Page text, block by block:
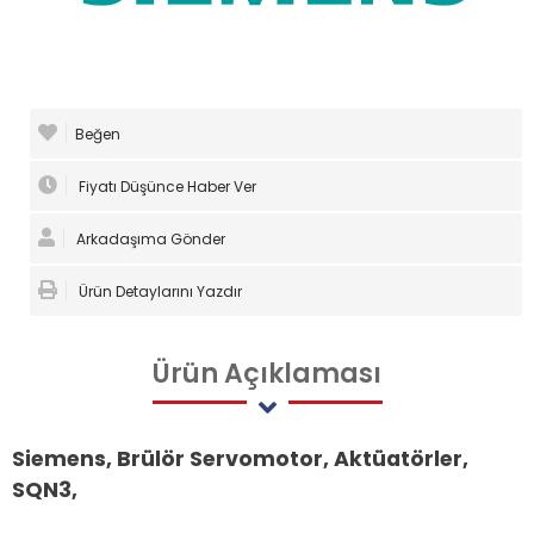
Beğen
Fiyatı Düşünce Haber Ver
Arkadaşıma Gönder
Ürün Detaylarını Yazdır
ÜrünAçıklaması
Siemens, Brülör Servomotor, Aktüatörler,
SQN3,